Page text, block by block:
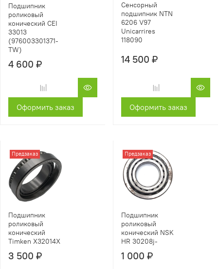
Подшипник
роликовый
конический CEI
33013
(976003301371-
TW)
4 600 ₽
Оформить заказ
Сенсорный
подшипник NTN
6206 V97
Unicarrires
118090
14 500 ₽
Оформить заказ
Предзаказ
Подшипник
роликовый
конический
Timken X32014X
3 500 ₽
Предзаказ
Подшипник
роликовый
конический NSK
HR 30208j-
1 000 ₽